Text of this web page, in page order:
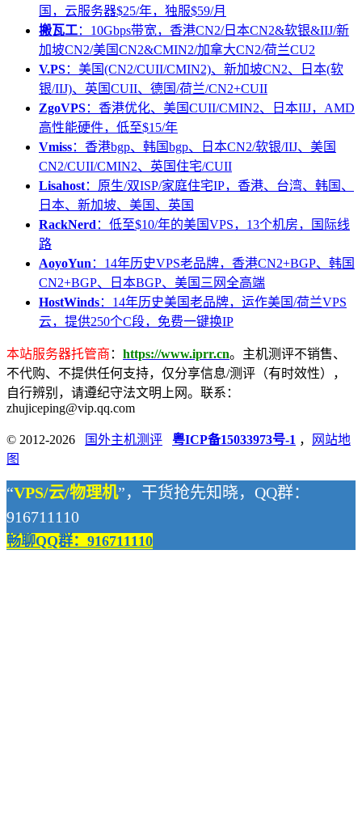
国，云服务器$25/年，独服$59/月
搬瓦工：10Gbps带宽，香港CN2/日本CN2&软银&IIJ/新
加坡CN2/美国CN2&CMIN2/加拿大CN2/荷兰CU2
V.PS：美国(CN2/CUII/CMIN2)、新加坡CN2、日本(软
银/IIJ)、英国CUII、德国/荷兰/CN2+CUII
ZgoVPS：香港优化、美国CUII/CMIN2、日本IIJ，AMD
高性能硬件，低至$15/年
Vmiss：香港bgp、韩国bgp、日本CN2/软银/IIJ、美国
CN2/CUII/CMIN2、英国住宅/CUII
Lisahost：原生/双ISP/家庭住宅IP，香港、台湾、韩国、
日本、新加坡、美国、英国
RackNerd ：低至$10/年的美国VPS，13个机房，国际线
路
AoyoYun ：14年历史VPS老品牌，香港CN2+BGP、韩国
CN2+BGP、日本BGP、美国三网全高端
HostWinds：14年历史美国老品牌，运作美国/荷兰VPS
云，提供250个C段，免费一键换IP
本站服务器托管商 ： https://www.iprr.cn。主机测评不销售、
不代购、不提供任何支持，仅分享信息/测评（有时效性），
自行辨别，请遵纪守法文明上网。联系：
zhujiceping@vip.qq.com
© 2012-2026 国外主机测评 粤ICP备15033973号-1 ，
网站地
图
“VPS/云/物理机”，干货抢先知晓，QQ群：
916711110
畅聊QQ群：916711110